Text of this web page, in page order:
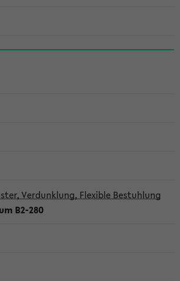
Verdunklung, Flexible Bestuhlung
B2-280